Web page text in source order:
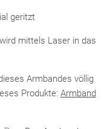
geritzt
mittels Laser in das
Armbandes völlig
Produkte: Armband